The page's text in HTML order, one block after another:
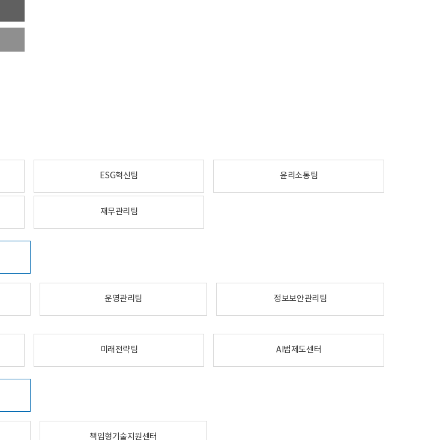
ESG혁신팀 윤리소통팀
재무관리팀
운영관리팀 정보보안관리팀
미래전략팀 AI법제도센터
책임형기술지원센터